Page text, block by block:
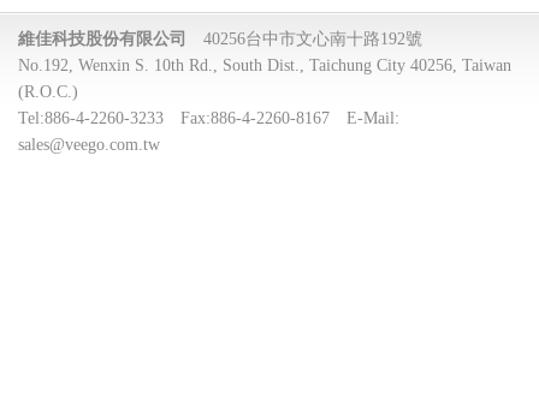
維佳科技股份有限公司
40256台中市文心南十路192號
No.192, Wenxin S. 10th Rd., South Dist., Taichung City 40256, Taiwan
(R.O.C.)
Tel:886-4-2260-3233 Fax:886-4-2260-8167 E-Mail:
sales@veego.com.tw